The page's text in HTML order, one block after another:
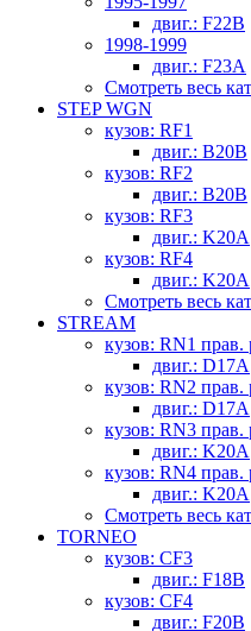
двиг.: F22B
1998-1999
двиг.: F23A
Смотреть весь
STEP WGN
кузов: RF1
двиг.: B20B
кузов: RF2
двиг.: B20B
кузов: RF3
двиг.: K20A
кузов: RF4
двиг.: K20A
Смотреть весь
STREAM
кузов: RN1 прав.
двиг.: D17A
кузов: RN2 прав.
двиг.: D17A
кузов: RN3 прав.
двиг.: K20A
кузов: RN4 прав.
двиг.: K20A
Смотреть весь
TORNEO
кузов: CF3
двиг.: F18B
кузов: CF4
двиг.: F20B